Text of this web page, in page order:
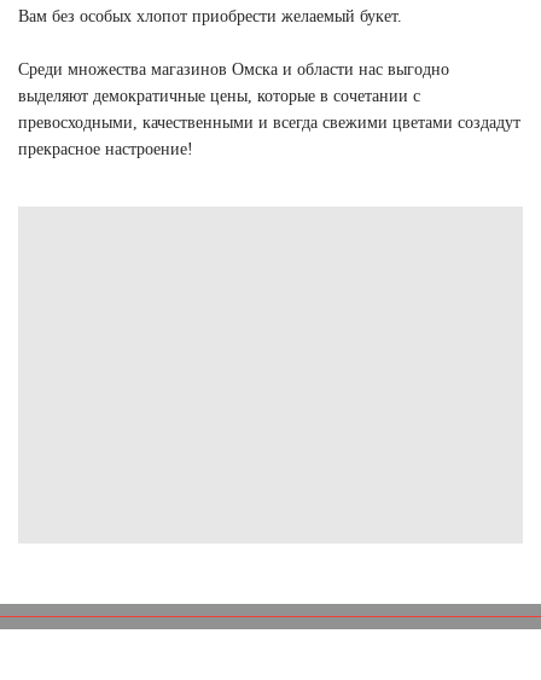
Вам без особых хлопот приобрести желаемый букет.
Среди множества магазинов Омска и области нас выгодно
выделяют демократичные цены, которые в сочетании с
превосходными, качественными и всегда свежими цветами создадут
прекрасное настроение!